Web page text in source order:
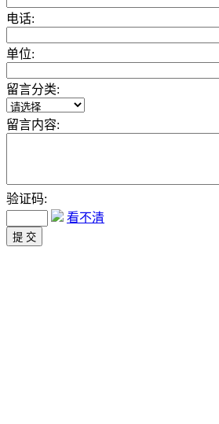
电话:
单位:
留言分类:
留言内容:
验证码:
看不清